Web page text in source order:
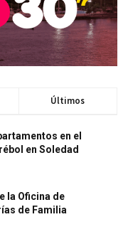
Últimos
en el
en Soledad
la Oficina de
de Familia